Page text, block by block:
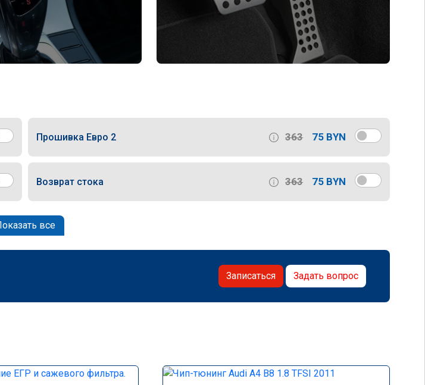
Прошивка Евро 2 363 75 BYN
Возврат стока 363 75 BYN
все
Записаться Задать вопрос